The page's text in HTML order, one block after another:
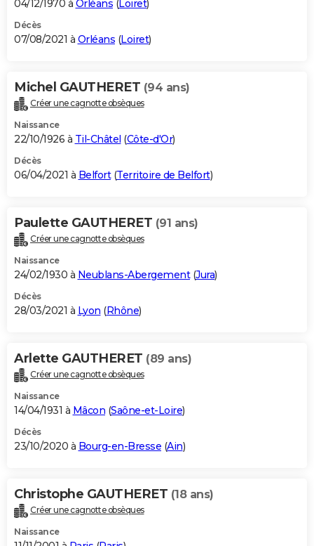
04/12/1970 à Orléans (Loiret)
Décès
07/08/2021 à Orléans (Loiret)
Michel GAUTHERET (94 ans)
Créer une cagnotte obsèques
Naissance
22/10/1926 à Til-Châtel (Côte-d'Or)
Décès
06/04/2021 à Belfort(Territoire de Belfort)
Paulette GAUTHERET (91 ans)
Créer une cagnotte obsèques
Naissance
24/02/1930 à Neublans-Abergement(Jura)
Décès
28/03/2021 à Lyon (Rhône)
Arlette GAUTHERET (89 ans)
Créer une cagnotte obsèques
Naissance
14/04/1931 à Mâcon (Saône-et-Loire)
Décès
23/10/2020 à Bourg-en-Bresse (Ain)
Christophe GAUTHERET (18 ans)
Créer une cagnotte obsèques
Naissance